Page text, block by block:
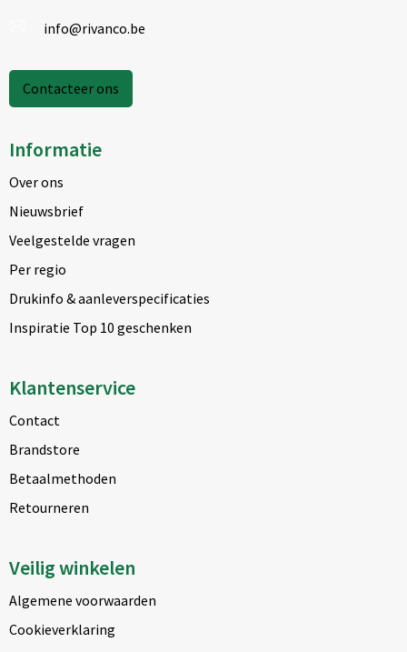
info@rivanco.be
Contacteer ons
Informatie
Over ons
Nieuwsbrief
Veelgestelde vragen
Per regio
Drukinfo & aanleverspecificaties
Inspiratie Top 10 geschenken
Klantenservice
Contact
Brandstore
Betaalmethoden
Retourneren
Veilig winkelen
Algemene voorwaarden
Cookieverklaring